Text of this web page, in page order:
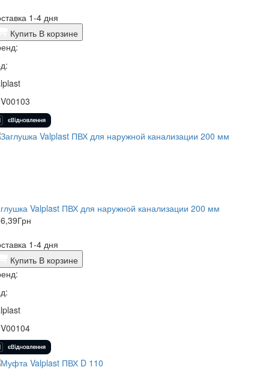
1-4 дня
Купить В корзине
Valplast ПВХ для наружной канализации 200 мм
Грн
1-4 дня
Купить В корзине